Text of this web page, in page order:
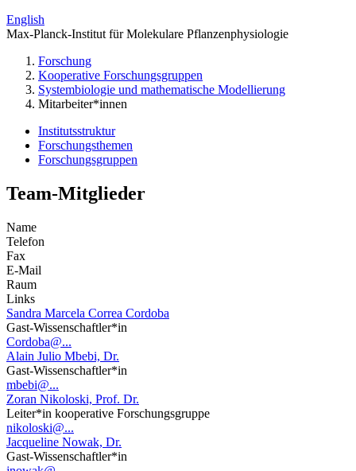
English
Max-Planck-Institut für Molekulare Pflanzenphysiologie
Forschung
Kooperative Forschungsgruppen
Systembiologie und mathematische Modellierung
Mitarbeiter*innen
Institutsstruktur
Forschungsthemen
Forschungsgruppen
Team-Mitglieder
Name
Telefon
Fax
E-Mail
Raum
Links
Sandra Marcela Correa Cordoba
Gast-Wissenschaftler*in
Cordoba@...
Alain Julio Mbebi, Dr.
Gast-Wissenschaftler*in
mbebi@...
Zoran Nikoloski, Prof. Dr.
Leiter*in kooperative Forschungsgruppe
nikoloski@...
Jacqueline Nowak, Dr.
Gast-Wissenschaftler*in